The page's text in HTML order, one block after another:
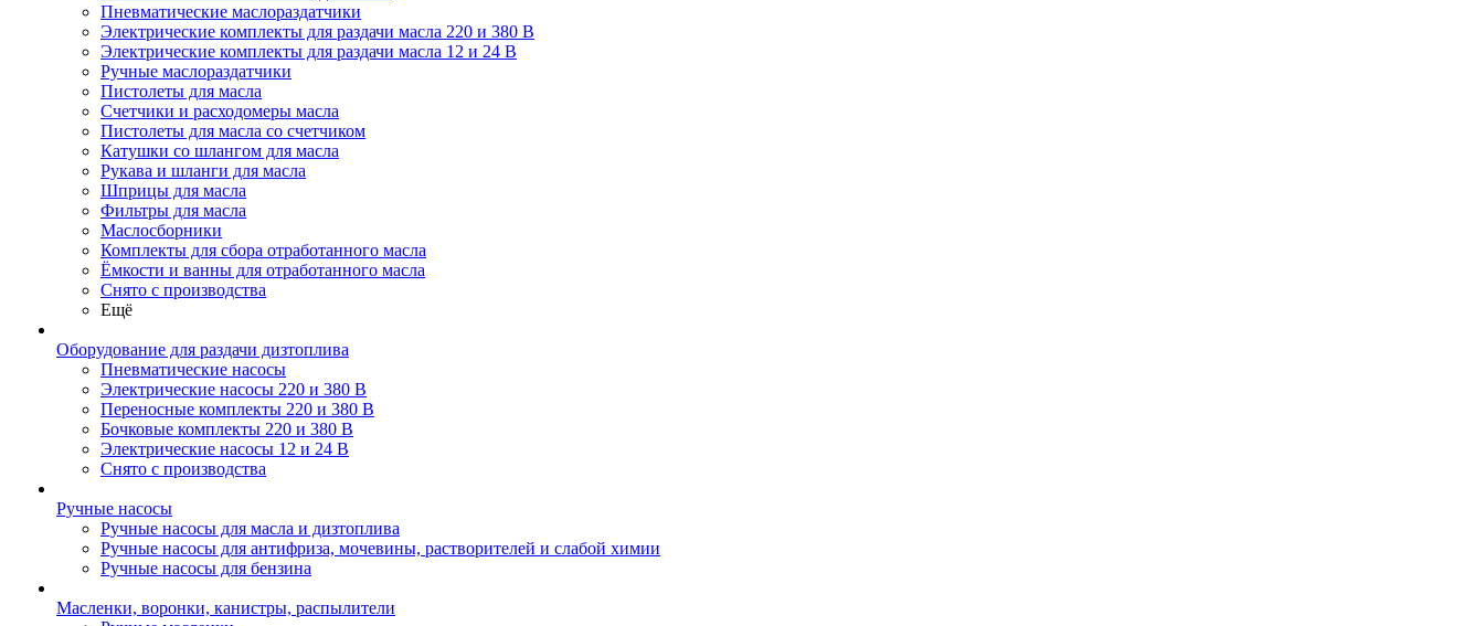
Пневматические маслораздатчики
Электрические комплекты для раздачи масла 220 и 380 В
Электрические комплекты для раздачи масла 12 и 24 В
Ручные маслораздатчики
Пистолеты для масла
Счетчики и расходомеры масла
Пистолеты для масла со счетчиком
Катушки со шлангом для масла
Рукава и шланги для масла
Шприцы для масла
Фильтры для масла
Маслосборники
Комплекты для сбора отработанного масла
Ёмкости и ванны для отработанного масла
Снято с производства
Ещё
Оборудование для раздачи дизтоплива
Пневматические насосы
Электрические насосы 220 и 380 В
Переносные комплекты 220 и 380 В
Бочковые комплекты 220 и 380 В
Электрические насосы 12 и 24 В
Снято с производства
Ручные насосы
Ручные насосы для масла и дизтоплива
Ручные насосы для антифриза, мочевины, растворителей и слабой химии
Ручные насосы для бензина
Масленки, воронки, канистры, распылители